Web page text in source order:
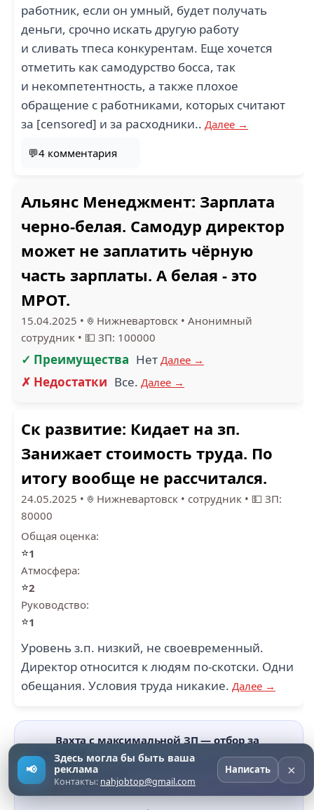
работник, если он умный, будет получать
деньги, срочно искать другую работу
и сливать тпеса конкурентам. Еще хочется
отметить как самодурство босса, так
и некомпетентность, а также плохое
обращение с работниками, которых считают
за [censored] и за расходники.. Далее →
💬4 комментария
Альянс Менеджмент: Зарплата
черно-белая. Самодур директор
может не заплатить чёрную
часть зарплаты. А белая - это
МРОТ.
15.04.2025 • Нижневартовск • Анонимный
сотрудник • 💵 ЗП: 100000
✓ Преимущества Нет Далее →
✗ Недостатки Все. Далее →
Ск развитие: Кидает на зп.
Занижает стоимость труда. По
итогу вообще не рассчитался.
24.05.2025 • Нижневартовск • сотрудник • 💵 ЗП:
80000
Общая оценка:
⭐1
Атмосфера:
⭐2
Руководство:
⭐1
Уровень з.п. низкий, не своевременный.
Директор относится к людям по-скотски. Одни
обещания. Условия труда никакие. Далее →
Вахта с максимальной ЗП — отбор за
сутки
Лучшие вакансии из поступивших за день — в
Telegram-канале
›
📢
Здесь могла бы быть ваша
реклама
Контакты: nahjobtop@gmail.com
Написать ×